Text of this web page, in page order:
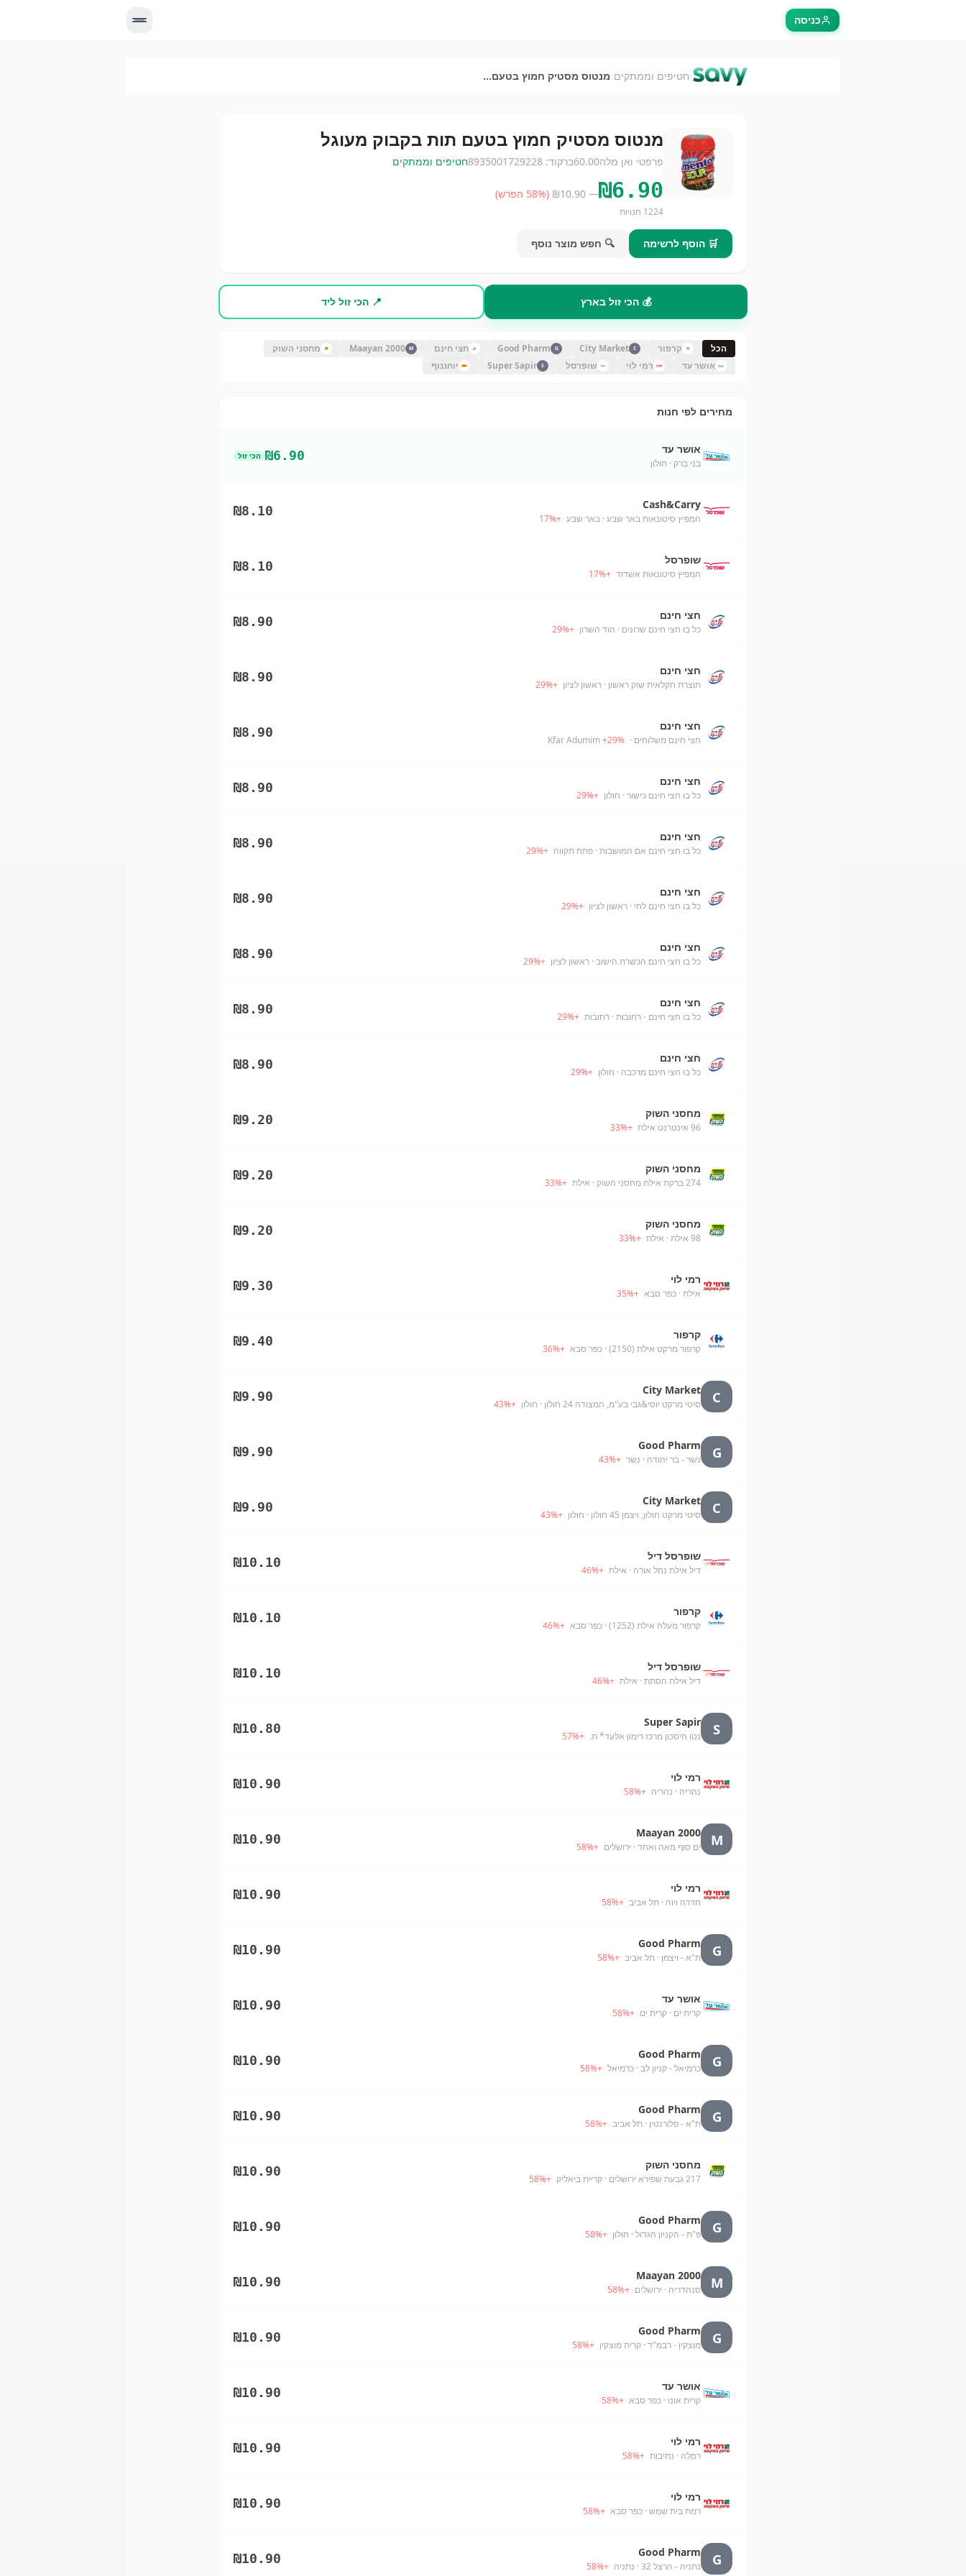
כניסה
›חטיפים וממתקים› מנטוס מסטיק חמוץ בטעם תות בקבוק מעוגל
מנטוס מסטיק חמוץ בטעם תות בקבוק מעוגל
פרפטי ואן מלה60.00ברקוד: 8935001729228חטיפים וממתקים
₪6.90
— ₪
10.90
(
58% הפרש)
1224 חנויות
🛒 הוסף לרשימה 🔍 חפש מוצר נוסף
💰 הכי זול בארץ 📍 הכי זול ליד
הכל קרפור C
City Market
G
Good Pharm חצי חינם M
Maayan 2000
מחסני השוק
אושר עד
רמי לוי שופרסל S
Super Sapir יוחננוף
מחירים לפי חנות
אושר עד
בני ברק · חולון
₪6.90 הכי זול
Cash&Carry
המפיץ סיטונאות באר שבע · באר שבע +
17%
₪8.10
שופרסל
המפיץ סיטונאות אשדוד +
17%
₪8.10
חצי חינם
כל בו חצי חינם שרונים · הוד השרון +
29%
₪8.90
חצי חינם
תוצרת חקלאית שוק ראשון · ראשון לציון +
29%
₪8.90
חצי חינם
חצי חינם משלוחים · Kfar Adumim
+29%
₪8.90
חצי חינם
כל בו חצי חינם כישור · חולון +
29%
₪8.90
חצי חינם
כל בו חצי חינם אם המושבות · פתח תקווה +
29%
₪8.90
חצי חינם
כל בו חצי חינם לחי · ראשון לציון +
29%
₪8.90
חצי חינם
כל בו חצי חינם הכשרת הישוב · ראשון לציון +
29%
₪8.90
חצי חינם
כל בו חצי חינם - רחובות · רחובות +
29%
₪8.90
חצי חינם
כל בו חצי חינם מרכבה · חולון +
29%
₪8.90
מחסני השוק
96 אינטרנט אילת +
33%
₪9.20
מחסני השוק
274 ברקת אילת מחסני השוק · אילת +
33%
₪9.20
מחסני השוק
98 אילת · אילת +
33%
₪9.20
רמי לוי
אילת · כפר סבא +
35%
₪9.30
קרפור
קרפור מרקט אילת (2150) · כפר סבא +
36%
₪9.40
C
City Market
סיטי מרקט יוסי&גבי בע"מ, המצודה 24 חולון · חולון +
43%
₪9.90
G
Good Pharm
נשר - בר יהודה · נשר +
43%
₪9.90
C
City Market
סיטי מרקט חולון, ויצמן 45 חולון · חולון +
43%
₪9.90
שופרסל דיל
דיל אילת נחל אורה · אילת +
46%
₪10.10
קרפור
קרפור מעלה אילת (1252) · כפר סבא +
46%
₪10.10
שופרסל דיל
דיל אילת הסתת · אילת +
46%
₪10.10
S
Super Sapir
נטו חיסכון מרכז רימון אלעד* ת. +
57%
₪10.80
רמי לוי
נהריה · נהריה +
58%
₪10.90
M
Maayan 2000
ים סוף מאה ואחד · ירושלים +
58%
₪10.90
רמי לוי
חדרה ויוה · תל אביב +
58%
₪10.90
G
Good Pharm
ת"א - ויצמן · תל אביב +
58%
₪10.90
אושר עד
קרית ים · קרית ים +
58%
₪10.90
G
Good Pharm
כרמיאל - קניון לב · כרמיאל +
58%
₪10.90
G
Good Pharm
ת"א - פלורנטין · תל אביב +
58%
₪10.90
מחסני השוק
217 גבעת שפירא ירושלים · קריית ביאליק +
58%
₪10.90
G
Good Pharm
פ"ת - הקניון הגדול · חולון +
58%
₪10.90
M
Maayan 2000
סנהדריה · ירושלים +
58%
₪10.90
G
Good Pharm
מוצקין - רבמ"ד · קרית מוצקין +
58%
₪10.90
אושר עד
קרית אונו · כפר סבא +
58%
₪10.90
רמי לוי
רמלה · נתיבות +
58%
₪10.90
רמי לוי
רמת בית שמש · כפר סבא +
58%
₪10.90
G
Good Pharm
נתניה - הרצל 32 · נתניה +
58%
₪10.90